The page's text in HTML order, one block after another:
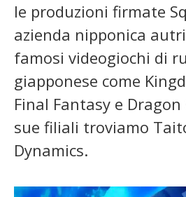
le produzioni firmate
azienda nipponica
famosi videogiochi di
giapponese come
Final Fantasy e
sue filiali troviamo
Dynamics.